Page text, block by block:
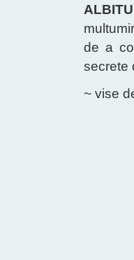
de a
secrete
~ vise